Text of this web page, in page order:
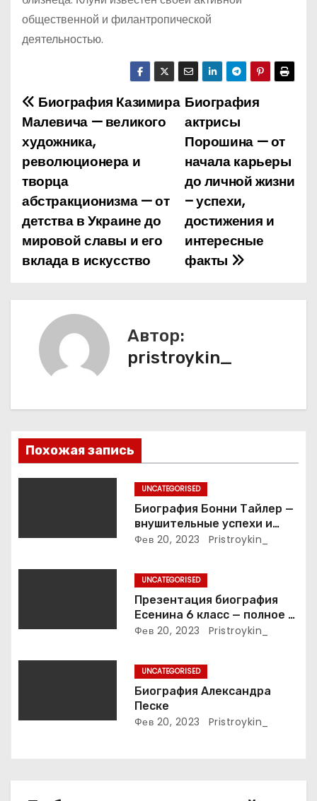
общественной и филантропической
деятельностью.
Н
а
в
и
г
а
о
з
а
Биография
актрисы
Порошина — от
начала карьеры
до личной жизни
– успехи,
достижения и
интересные
факты
Биография Казимира
Малевича — великого
художника,
революционера и
творца
абстракционизма — от
детства в Украине до
мировой славы и его
вклада в искусство
Автор:
pristroykin_
Похожая запись
UNCATEGORISED
Биография Бонни Тайлер —
внушительные успехи и
интимные подробности
Фев 20, 2023 Pristroykin_
UNCATEGORISED
Презентация биография
Есенина 6 класс — полное и
подробное описание жизни
Фев 20, 2023 Pristroykin_
UNCATEGORISED
Биография Александра
Песке
Фев 20, 2023 Pristroykin_